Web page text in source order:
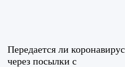
Передается ли коронавирус
через посылки с